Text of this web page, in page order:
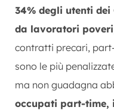
34% degli utenti dei
da lavoratori poveri
contratti precari,
sono le più
ma non guadagna
occupati part-time,